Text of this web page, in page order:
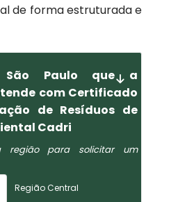
de forma estruturada e
São Paulo que a
com Certificado
de Resíduos de
Cadri
região para solicitar um
Região Central